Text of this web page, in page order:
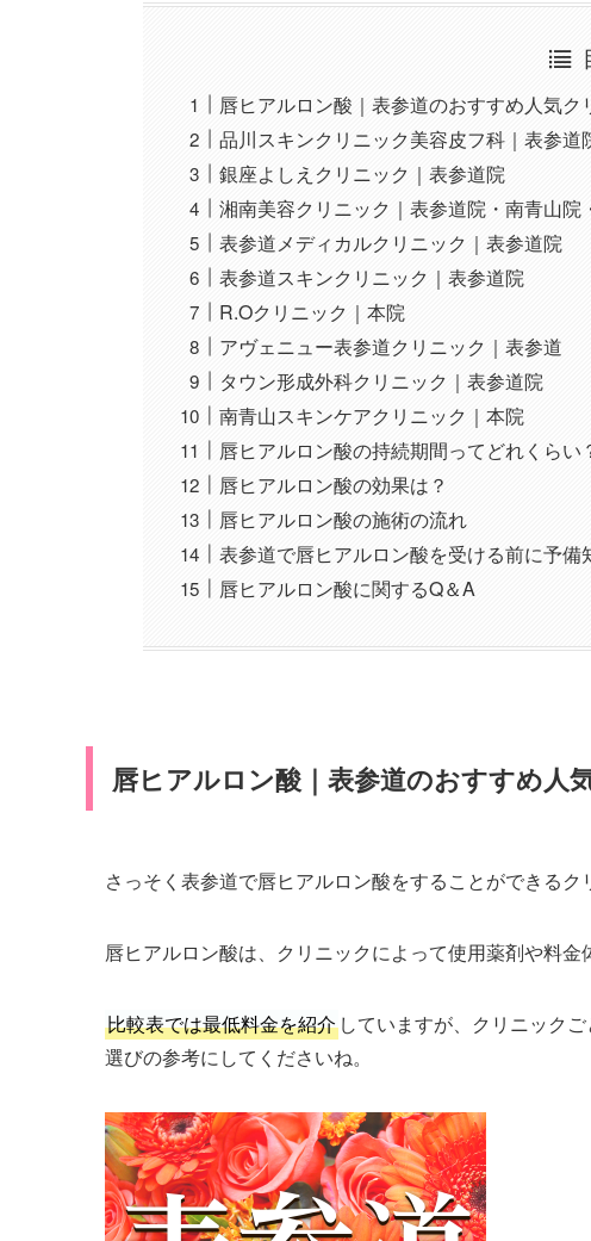
唇ヒアルロン酸｜表参道のおすすめ人気ク
品川スキンクリニック美容皮フ科｜表参道
銀座よしえクリニック｜表参道院
湘南美容クリニック｜表参道院・南青山院
表参道メディカルクリニック｜表参道院
表参道スキンクリニック｜表参道院
R.Oクリニック｜本院
アヴェニュー表参道クリニック｜表参道
タウン形成外科クリニック｜表参道院
南青山スキンケアクリニック｜本院
唇ヒアルロン酸の持続期間ってどれくらい
唇ヒアルロン酸の効果は？
唇ヒアルロン酸の施術の流れ
表参道で唇ヒアルロン酸を受ける前に予備
唇ヒアルロン酸に関するQ＆A
唇ヒアルロン酸｜表参道のおすすめ人
さっそく表参道で唇ヒアルロン酸をすることができるク
唇ヒアルロン酸は、クリニックによって使用薬剤や料金
比較表では最低料金を紹介 していますが、クリニック
選びの参考にしてくださいね。